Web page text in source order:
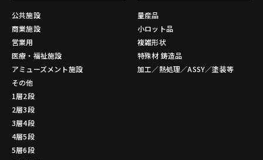
公共施設
商業施設
営業用
医療・福祉施設
アミューズメント施設
その他
1層2段
2層3段
3層4段
4層5段
5層6段
量産品
小ロット品
複雑形状
特殊材 鋳造品
加工／熱処理／ASSY／塗装等